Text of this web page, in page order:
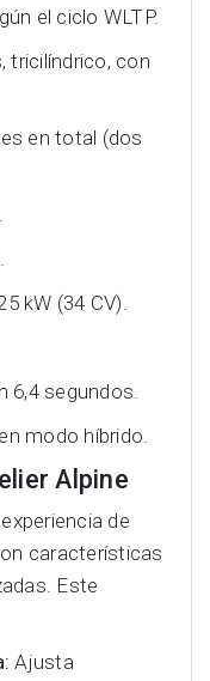
el ciclo WLTP.
tricilíndrico, con
en total (dos
kW (34 CV).
6,4 segundos.
modo híbrido.
Alpine
experiencia de
características
Este
Ajusta